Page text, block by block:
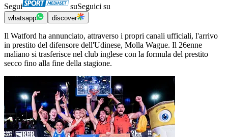
Segui suSeguici su
whatsapp discover
Il Watford ha annunciato, attraverso i propri canali ufficiali, l'arrivo
in prestito del difensore dell'Udinese, Molla Wague. Il 26enne
maliano si trasferisce nel club inglese con la formula del prestito
secco fino alla fine della stagione.